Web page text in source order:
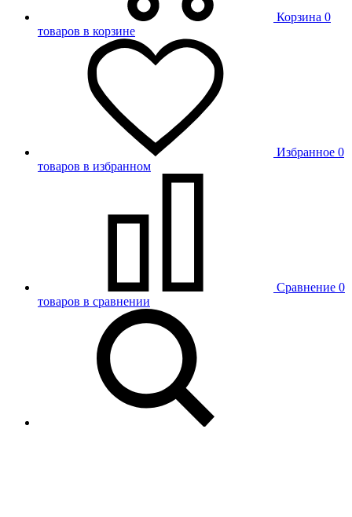
Корзина 0
товаров в корзине
Избранное 0
товаров в избранном
Сравнение 0
товаров в сравнении